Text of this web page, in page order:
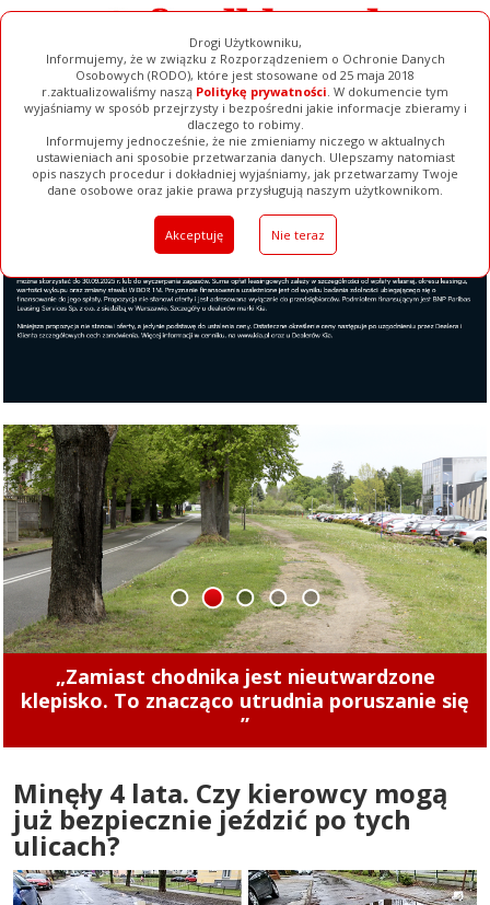
Drogi Użytkowniku,
Informujemy, że w związku z Rozporządzeniem o Ochronie Danych
Osobowych (RODO), które jest stosowane od 25 maja 2018
r.zaktualizowaliśmy naszą Politykę prywatności. W dokumencie tym
wyjaśniamy w sposób przejrzysty i bezpośredni jakie informacje zbieramy i
dlaczego to robimy.
Informujemy jednocześnie, że nie zmieniamy niczego w aktualnych
ustawieniach ani sposobie przetwarzania danych. Ulepszamy natomiast
opis naszych procedur i dokładniej wyjaśniamy, jak przetwarzamy Twoje
dane osobowe oraz jakie prawa przysługują naszym użytkownikom.
Akceptuję Nie teraz
Ogłoszenia Filmy Galerie Baza Firm Pełna Wersja
Concordia u siebie z Naki Olsztyn. Wygraj
rower!
1 2 3 4 5
Minęły 4 lata. Czy kierowcy mogą
już bezpiecznie jeździć po tych
ulicach?